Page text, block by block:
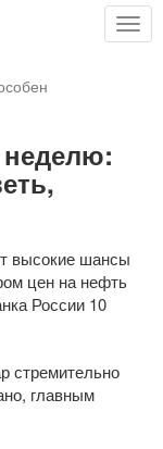
неделю:
высокие шансы
цен на нефть
России 10
стремительно
главным